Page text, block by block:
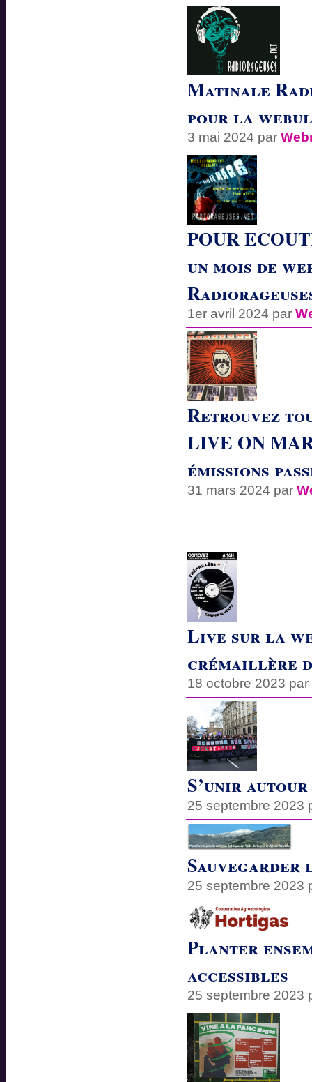
Matinale
pour la
3 mai 2024 par
POUR
un mois de
1er avril 2024 par
Retrouvez
LIVE ON
émissions
31 mars 2024 par
Live sur la
crémaillère
18 octobre 2023 par
S’unir
25 septembre 2023
Sauvegarder
25 septembre 2023
Planter
accessibles
25 septembre 2023